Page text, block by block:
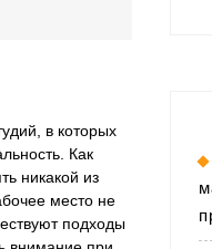
в которых
Как
никакой из
место не
подходы